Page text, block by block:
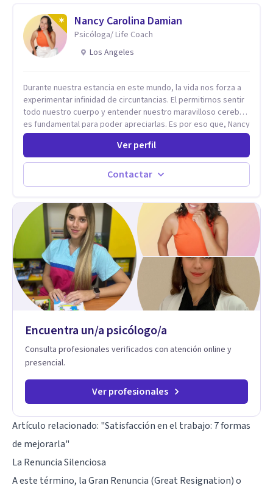
casa. Me especializo en guiar a familias a través de
herramientas prácticas y dinámicas adaptadas a la edad de
cada menor, dejando de lado las etiquetas y los tecnicismos.
Mi forma de trabajar se centra en entender las emociones
fortaleciendo la comunicación entre ustedes. Acompaño a
niños y adolescentes que están lidiando con la ansiedad, la
timidez, la rebeldía o dificultades escolares, así como a
padres que buscan orientación y pautas claras para educar
sin perder la paciencia ni el control. Si estás listo para dar el
primer paso hacia una convivencia familiar más armoniosa,
agenda tu sesión y empecemos a trabajar juntos.
Nancy Carolina Damian
Psicóloga/ Life Coach
Los Angeles
Durante nuestra estancia en este mundo, la vida nos forza a
experimentar infinidad de circuntancias. El permitirnos sentir
todo nuestro cuerpo y entender nuestro maravilloso cerebro,
es fundamental para poder apreciarlas. Es por eso que, Nancy
Damian esta dispuesta a brindarte una mano amiga atravez de
herramientas fundamentales para crecer y fortalecer tu
mente, alma y SER. El cómo percibimos y manejamos
nuestros diarios sucesos es el detonator que nos lleva al
resultado de efectos impactantes que se nos quedaran
hermosa vida que hay, es mi placer y deleite ya que ser FELIZ
es derecho de toda la GENTE.
Ver perfil
Contactar
Encuentra un/a psicólogo/a
Consulta profesionales verificados con atención online y
presencial.
Ver profesionales
Artículo relacionado: "Satisfacción en el trabajo: 7 formas
de mejorarla"
La Renuncia Silenciosa
A este término, la Gran Renuncia (Great Resignation) o